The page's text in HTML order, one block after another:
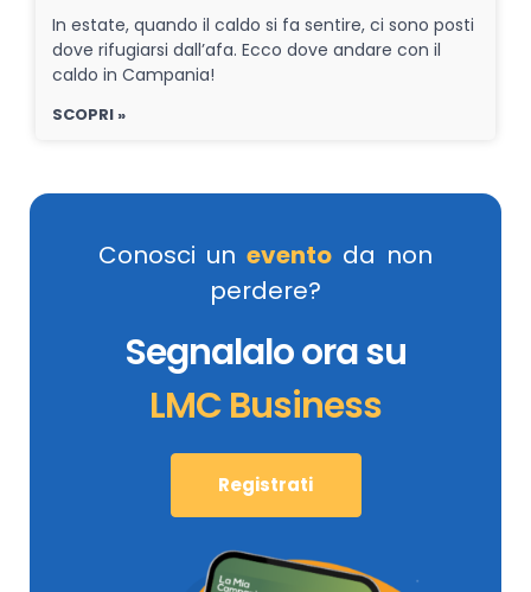
In estate, quando il caldo si fa sentire, ci sono posti
dove rifugiarsi dall’afa. Ecco dove andare con il
caldo in Campania!
SCOPRI »
Conosci un evento da non
perdere?
Segnalalo ora su
LMC Business
Registrati